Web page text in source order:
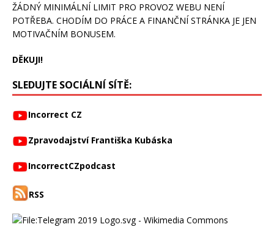
ŽÁDNÝ MINIMÁLNÍ LIMIT PRO PROVOZ WEBU NENÍ
POTŘEBA. CHODÍM DO PRÁCE A FINANČNÍ STRÁNKA JE JEN
MOTIVAČNÍM BONUSEM.
DĚKUJI!
SLEDUJTE SOCIÁLNÍ SÍTĚ:
Incorrect CZ
Zpravodajství Františka Kubáska
IncorrectCZpodcast
RSS